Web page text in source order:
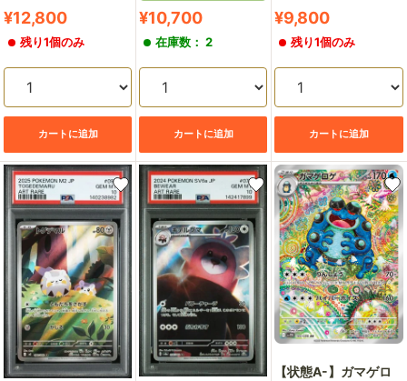
【154040347/実物写
真掲載】
販
価
格
¥12,800
残り1個のみ
カートに追加
販
価
格
¥10,700
在庫数： 2
カートに追加
販
価
格
¥9,800
残り1個のみ
カートに追加
【状態A-】ガマゲロ